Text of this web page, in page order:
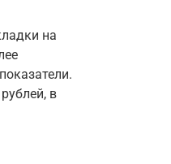
на
в